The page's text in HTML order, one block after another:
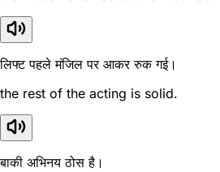
लिफ्ट पहले मंजिल पर आकर रुक गई।
the rest of the acting is solid.
बाकी अभिनय ठोस है।